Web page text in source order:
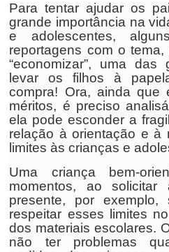
Para tentar ajudar os
grande importância na
e adolescentes,
reportagens com o
“economizar”, uma
levar os filhos à
compra! Ora, ainda que
méritos, é preciso
ela pode esconder a
relação à orientação e à
limites às crianças e
Uma criança bem-
momentos, ao
presente, por exemplo,
respeitar esses limites
dos materiais escolares.
não ter problemas